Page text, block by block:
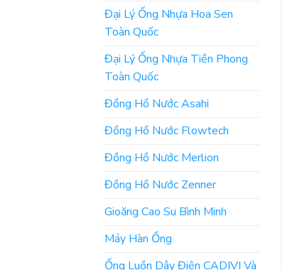
Đại Lý Ống Nhựa Hoa Sen
Toàn Quốc
Đại Lý Ống Nhựa Tiền Phong
Toàn Quốc
Đồng Hồ Nước Asahi
Đồng Hồ Nước Flowtech
Đồng Hồ Nước Merlion
Đồng Hồ Nước Zenner
Gioăng Cao Su Bình Minh
Máy Hàn Ống
Ống Luồn Dây Điện CADIVI Và